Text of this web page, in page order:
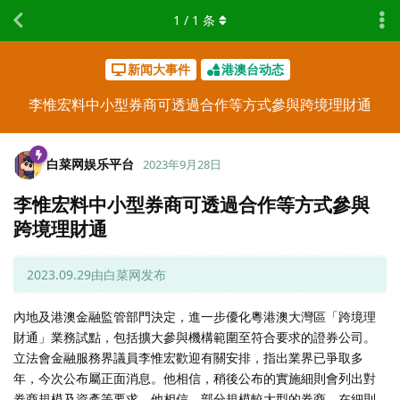
新闻大事件 港澳台动态
李惟宏料中小型券商可透過合作等方式參與跨境理財通
1 / 1 条
白菜网娱乐平台 2023年9月28日
李惟宏料中小型券商可透過合作等方式參與
跨境理財通
2023.09.29由白菜网发布
內地及港澳金融監管部門決定，進一步優化粵港澳大灣區「跨境理
財通」業務試點，包括擴大參與機構範圍至符合要求的證券公司。
立法會金融服務界議員李惟宏歡迎有關安排，指出業界已爭取多
年，今次公布屬正面消息。他相信，稍後公布的實施細則會列出對